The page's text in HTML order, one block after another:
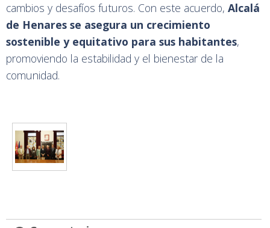
cambios y desafíos futuros. Con este acuerdo, Alcalá
de Henares se asegura un crecimiento
sostenible y equitativo para sus habitantes,
promoviendo la estabilidad y el bienestar de la
comunidad.